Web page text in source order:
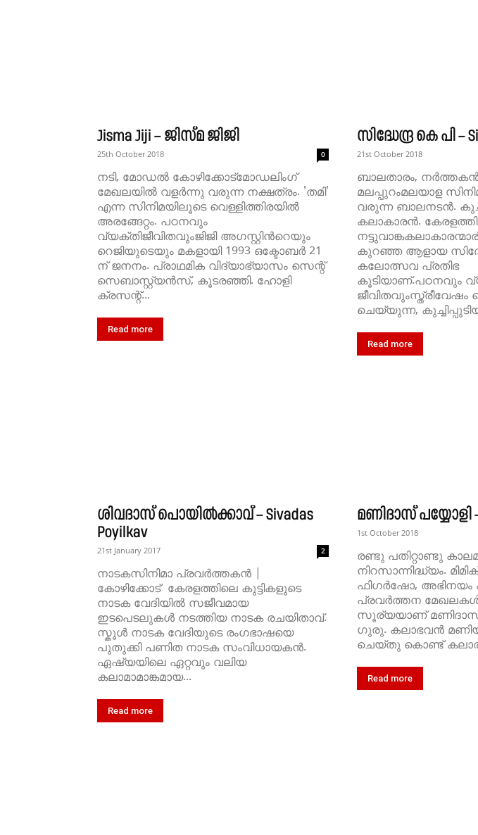
Jisma Jiji – ജിസ്‌മ ജിജി
25th October 2018 0
നടി, മോഡല്‍ കോഴിക്കോട്മോഡലിംഗ്
മേഖലയിൽ വളർന്നു വരുന്ന നക്ഷത്രം. 'തമി'
എന്ന സിനിമയിലൂടെ വെള്ളിത്തിരയില്‍
അരങ്ങേറ്റം. പഠനവും
വ്യക്തിജീവിതവുംജിജി അഗസ്റ്റിന്‍റെയും
റെജിയുടെയും മകളായി 1993 ഒക്ടോബര്‍ 21
ന് ജനനം. പ്രാഥമിക വിദ്യാഭ്യാസം സെന്റ്
സെബാസ്റ്റ്യൻസ്, കൂടരഞ്ഞി. ഹോളി
ക്രസന്റ്...
Read more
സിദ്ധേന്ദ്ര കെ പി –
21st October 2018
ബാലതാരം, നര്‍ത്തകന്‍
മലപ്പുറംമലയാള
വരുന്ന ബാലനടന്‍.
കലാകാരന്‍.
കുറഞ്ഞ ആളായ
കലോത്സവ പ്രതിഭ
കൂടിയാണ്.പഠനവും
ജീവിതവുംസ്ത്രീവേഷം
ചെയ്യുന്ന,
Read more
ശിവദാസ്‌ പൊയില്‍ക്കാവ്‌ – Sivadas
Poyilkav
21st January 2017 2
നാടകസിനിമാ പ്രവർത്തകൻ |
കോഴിക്കോട് കേരളത്തിലെ കുട്ടികളുടെ
നാടക വേദിയില്‍ സജീവമായ
ഇടപെടലുകള്‍ നടത്തിയ നാടക രചയിതാവ്.
സ്കൂള്‍ നാടക വേദിയുടെ രംഗഭാഷയെ
പുതുക്കി പണിത നാടക സംവിധായകന്‍.
ഏഷ്യയിലെ ഏറ്റവും വലിയ
കലാമാമാങ്കമായ...
Read more
മണിദാസ് പയ്യോളി –
1st October 2018
രണ്ടു പതിറ്റാണ്ടു
നിറസാന്നിദ്ധ്യം.
ഫിഗർഷോ, അഭിനയം
പ്രവർത്തന
സൂര്യയാണ്
ഗുരു. കലാഭവൻ
ചെയ്തു കൊണ്ട്
Read more